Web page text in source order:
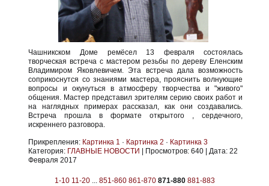
Чашникском Доме ремёсел 13 февраля состоялась
творческая встреча с мастером резьбы по дереву Еленским
Владимиром Яковлевичем. Эта встреча дала возможность
соприкоснутся со знаниями мастера, прояснить волнующие
вопросы и окунуться в атмосферу творчества и "живого"
общения. Мастер представил зрителям серию своих работ и
на наглядных примерах рассказал, как они создавались.
Встреча прошла в формате открытого , сердечного,
искреннего разговора.
Прикрепления: Картинка 1 · Картинка 2 · Картинка 3
Категория: ГЛАВНЫЕ НОВОСТИ Просмотров: 640 |Дата: 22
Февраля 2017
1-10 11-20 ... 851-860 861-870 871-880 881-883